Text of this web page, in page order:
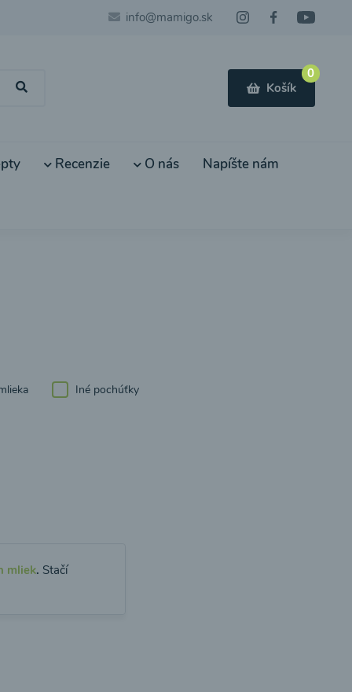
info@mamigo.sk
0
Košík
Recenzie O nás Napíšte nám
Iné pochúťky
mliek. Stačí